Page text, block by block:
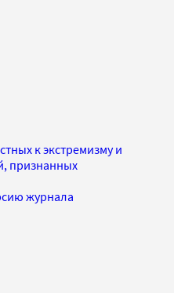
к экстремизму и
признанных
журнала